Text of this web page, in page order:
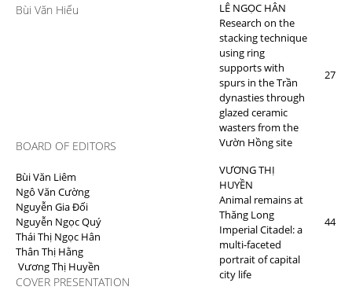
Bùi Văn Hiếu
BOARD OF EDITORS
Bùi Văn Liêm
Ngô Văn Cường
Nguyễn Gia Đối
Nguyễn Ngọc Quý
Thái Thị Ngọc Hân
Thân Thị Hằng
Vương Thị Huyền
COVER PRESENTATION
LÊ NGỌC HÂN
Research on the
stacking technique
using ring
supports with
spurs in the Trần
dynasties through
glazed ceramic
wasters from the
Vườn Hồng site
27
VƯƠNG THỊ
HUYỀN
Animal remains at
Thăng Long
Imperial Citadel: a
multi-faceted
portrait of capital
city life
44